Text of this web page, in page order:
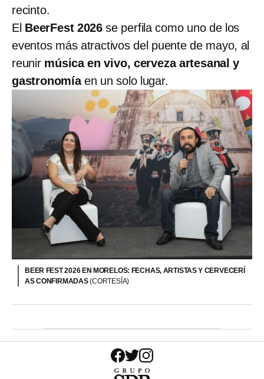
recinto.
El BeerFest 2026 se perfila como uno de los
eventos más atractivos del puente de mayo, al
reunir música en vivo, cerveza artesanal y
gastronomíaen un solo lugar.
BEER FEST 2026 EN MORELOS: FECHAS, ARTISTAS Y CERVECERÍ
AS CONFIRMADAS(CORTESÍA)